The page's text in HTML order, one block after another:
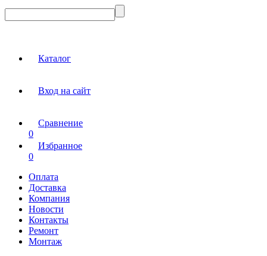
Каталог
Вход на сайт
Сравнение
0
Избранное
0
Оплата
Доставка
Компания
Новости
Контакты
Ремонт
Монтаж